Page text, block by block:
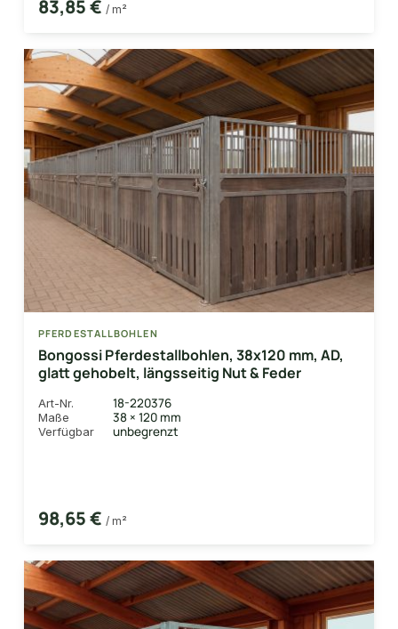
83,85 € / m²
PFERDESTALLBOHLEN
Bongossi Pferdestallbohlen, 38x120 mm, AD,
glatt gehobelt, längsseitig Nut & Feder
Art-Nr. 18-220376
Maße 38 × 120 mm
Verfügbar unbegrenzt
98,65 € / m²